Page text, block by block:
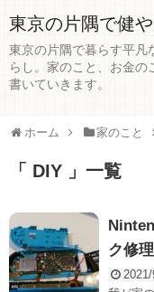
東京の片隅で健や
東京の片隅で暮らす平凡
らし。家のこと、お金の
書いていきます。
ホーム 家のこと
「 DIY 」一覧
ク修